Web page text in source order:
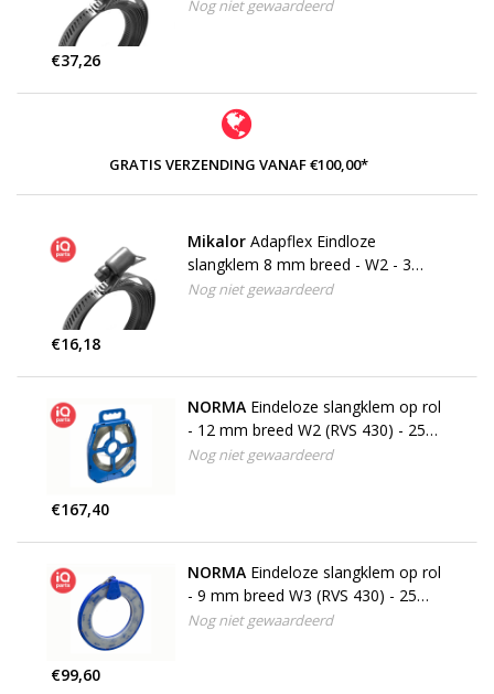
Nog niet gewaardeerd
€37,26
GRATIS VERZENDING VANAF €100,00*
Mikalor Adapflex Eindloze
slangklem 8 mm breed - W2 - 3
meter - 8 huisjes
Nog niet gewaardeerd
€16,18
NORMA Eindeloze slangklem op rol
- 12 mm breed W2 (RVS 430) - 25
meter
Nog niet gewaardeerd
€167,40
NORMA Eindeloze slangklem op rol
- 9 mm breed W3 (RVS 430) - 25
meter
Nog niet gewaardeerd
€99,60